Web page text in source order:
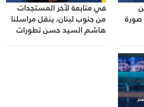
ذات
في متابعة لآخر المستجدات
من جنوب لبنان، ينقل مراسلنا
هاشم السيد حسن تطورات